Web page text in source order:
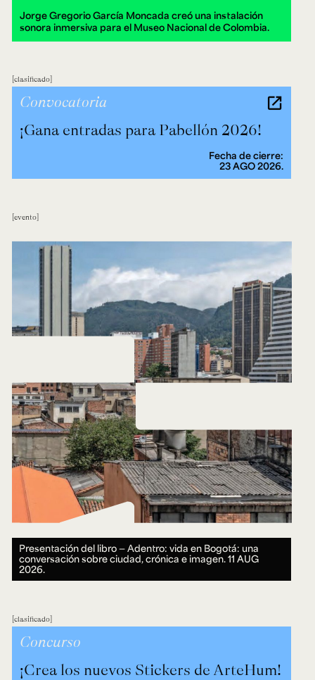
Jorge Gregorio García Moncada creó una instalación
sonora inmersiva para el Museo Nacional de Colombia.
clasificado
¡Gana entradas para Pabellón 2026!
Convocatoria
Fecha de cierre:
23 AGO 2026.
evento
Presentación del libro — Adentro: vida en Bogotá: una
conversación sobre ciudad, crónica e imagen.11 AUG
2026.
clasificado
Concurso
¡Crea los nuevos Stickers de ArteHum!